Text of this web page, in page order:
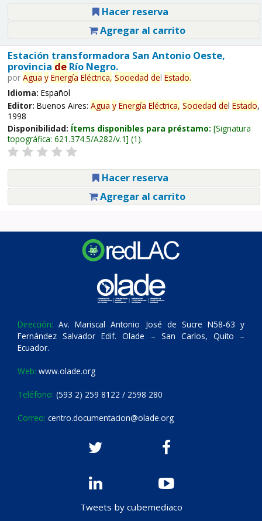
Hacer reserva
Agregar al carrito
Estación transformadora San Antonio Oeste,
provincia deRío Negro.
por Agua y Energía Eléctrica, Sociedad del Estado.
Idioma: Español
Editor: Buenos Aires: Agua y Energía Eléctrica, Sociedad del Estado,
1998
Disponibilidad: Ítems disponibles para préstamo: Signatura
topográfica: 621.374.5/A282/v.1 (1).
Hacer reserva
Agregar al carrito
Dirección: Av. Mariscal Antonio José de Sucre N58-63 y
Fernández Salvador Edif. Olade – San Carlos, Quito –
Ecuador.
Web: www.olade.org
Teléfono: (593 2) 259 8122 / 2598 280
Correo: centro.documentacion@olade.org
Tweets by cubemediaco